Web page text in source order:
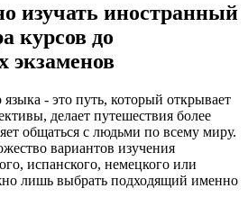
изучать иностранный
курсов до
экзаменов
- это путь, который открывает
делает путешествия более
общаться с людьми по всему миру.
вариантов изучения
испанского, немецкого или
лишь выбрать подходящий именно